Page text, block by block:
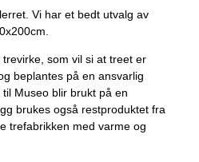
Vi har et bedt utvalg av
som vil si at treet er
beplantes på en ansvarlig
Museo blir brukt på en
brukes også restproduktet fra
trefabrikken med varme og